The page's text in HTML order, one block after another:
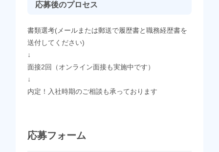
応募後のプロセス
書類選考(メールまたは郵送で履歴書と職務経歴書を
送付してください)
↓
面接2回（オンライン面接も実施中です）
↓
内定！入社時期のご相談も承っております
応募フォーム